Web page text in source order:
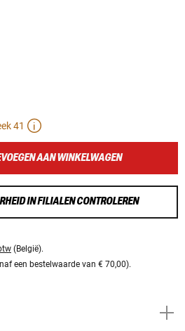
41
AAN WINKELWAGEN
IN FILIALEN CONTROLEREN
(België).
een bestelwaarde van € 70,00).